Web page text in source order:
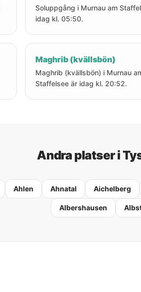
Soluppgång i Murnau am
idag kl. 05:50.
Maghrib (kvällsbön)
Maghrib (kvällsbön) i Murnau
Staffelsee är idag kl. 20:52.
Andra platser i
Ahlen Ahnatal Aichelberg
Albershausen